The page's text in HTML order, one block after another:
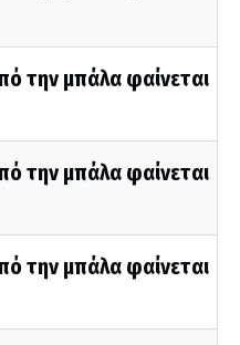
την μπάλα φαίνεται
την μπάλα φαίνεται
την μπάλα φαίνεται